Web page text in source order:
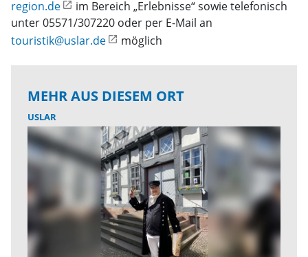
region.de
im Bereich „Erlebnisse“ sowie telefonisch
unter 05571/307220 oder per E-Mail an
touristik@uslar.de
möglich
MEHR AUS DIESEM ORT
USLAR